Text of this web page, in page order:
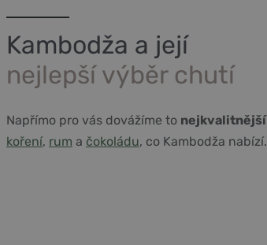
Kambodža a její
nejlepší výběr chutí
Napřímo pro vás dovážíme to nejkvalitnější
koření, rum a čokoládu, co Kambodža nabízí.